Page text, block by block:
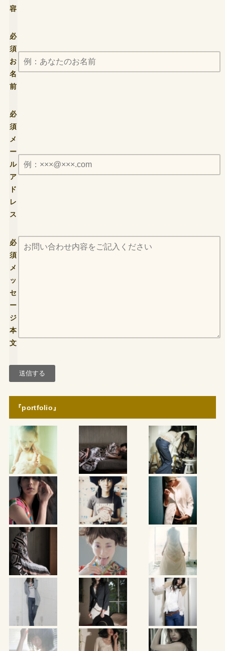
容
必
須
お
名
前
必
須
メ
ー
ル
ア
ド
レ
ス
必
須
メ
ッ
セ
ー
ジ
本
文
『portfolio』